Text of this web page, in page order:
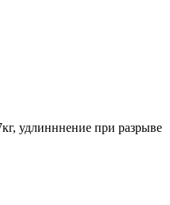
удлинннение при разрыве